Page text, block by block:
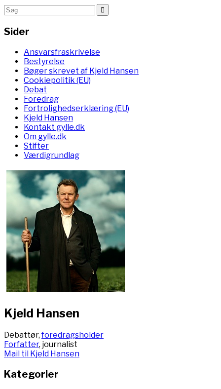
Sider
Ansvarsfraskrivelse
Bestyrelse
Bøger skrevet af Kjeld Hansen
Cookiepolitik (EU)
Debat
Foredrag
Fortrolighedserklæring (EU)
Kjeld Hansen
Kontakt gylle.dk
Om gylle.dk
Stifter
Værdigrundlag
Kjeld Hansen
Debattør,foredragsholder
Forfatter, journalist
Mail til Kjeld Hansen
Kategorier